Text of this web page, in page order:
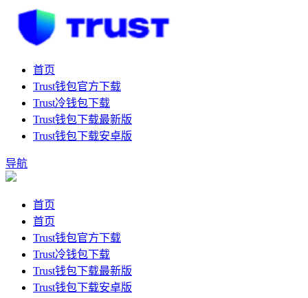
首页
Trust钱包官方下载
Trust冷钱包下载
Trust钱包下载最新版
Trust钱包下载安卓版
导航
首页
首页
Trust钱包官方下载
Trust冷钱包下载
Trust钱包下载最新版
Trust钱包下载安卓版